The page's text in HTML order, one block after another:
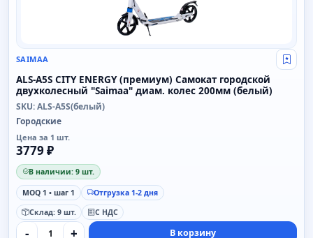
SAIMAA Свой
ALS-A5S CITY ENERGY (премиум) Самокат городской
двухколесный "Saimaa" диам. колес 200мм (белый)
SKU: ALS-A5S(белый)
Городские
Цена за 1 шт.
3779 ₽
В наличии: 9 шт.
MOQ 1 • шаг 1
Отгрузка 1-2 дня
Склад: 9 шт.
С НДС
- + В корзину